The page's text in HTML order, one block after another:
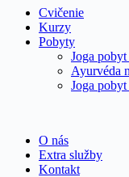
Cvičenie
Kurzy
Pobyty
Joga pobyt
Ayurvéda
Joga pobyt
O nás
Extra služby
Kontakt